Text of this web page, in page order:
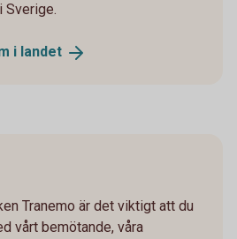
Sverige.
i landet
Tranemo är det viktigt att du
vårt bemötande, våra